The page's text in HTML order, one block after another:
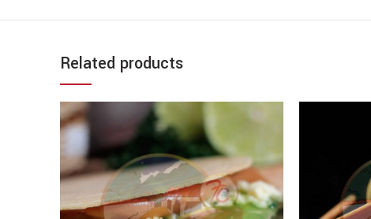
Related products